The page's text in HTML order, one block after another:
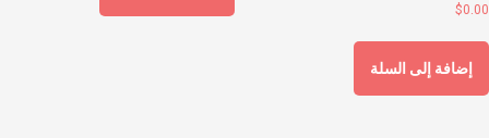
$
إضافة إلى السلة